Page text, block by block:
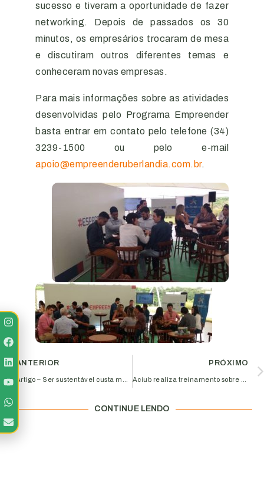
sucesso e tiveram a oportunidade de fazer
networking. Depois de passados os 30
minutos, os empresários trocaram de mesa
e discutiram outros diferentes temas e
conheceram novas empresas.
Para mais informações sobre as atividades
desenvolvidas pelo Programa Empreender
basta entrar em contato pelo telefone (34)
3239-1500 ou pelo e-mail
apoio@empreenderuberlandia.com.br.
ANTERIOR PRÓXIMO
CONTINUE LENDO